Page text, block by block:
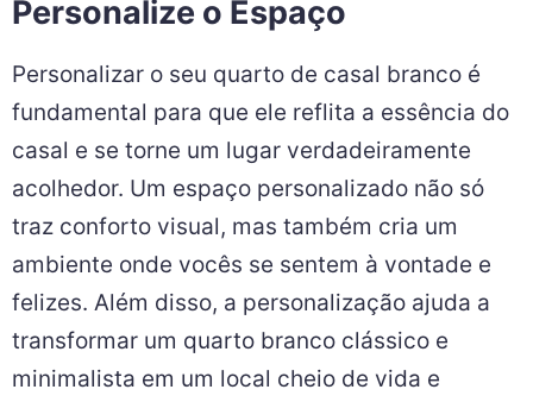
Personalize o Espaço
Personalizar o seu quarto de casal branco é
fundamental para que ele reflita a essência do
casal e se torne um lugar verdadeiramente
acolhedor. Um espaço personalizado não só
traz conforto visual, mas também cria um
ambiente onde vocês se sentem à vontade e
felizes. Além disso, a personalização ajuda a
transformar um quarto branco clássico e
minimalista em um local cheio de vida e